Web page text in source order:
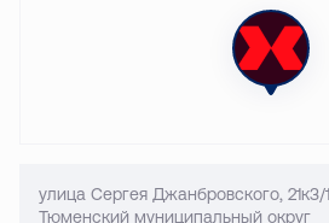
улица Сергея Джанбровского, 21к3/
Тюменский муниципальный округ